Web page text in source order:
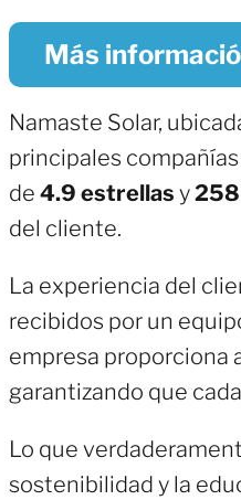
Más
Namaste Solar,
principales
de 4.9 estrellas y258
del cliente.
La experiencia del
recibidos por un
empresa proporciona
garantizando que
Lo que
sostenibilidad y la